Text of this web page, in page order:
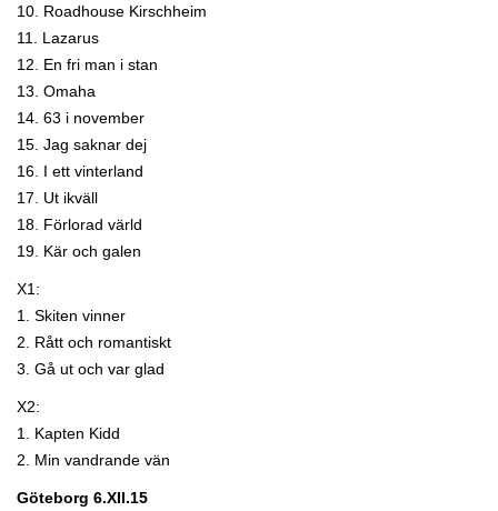
10. Roadhouse Kirschheim
11. Lazarus
12. En fri man i stan
13. Omaha
14. 63 i november
15. Jag saknar dej
16. I ett vinterland
17. Ut ikväll
18. Förlorad värld
19. Kär och galen
X1:
1. Skiten vinner
2. Rått och romantiskt
3. Gå ut och var glad
X2:
1. Kapten Kidd
2. Min vandrande vän
Göteborg 6.XII.15